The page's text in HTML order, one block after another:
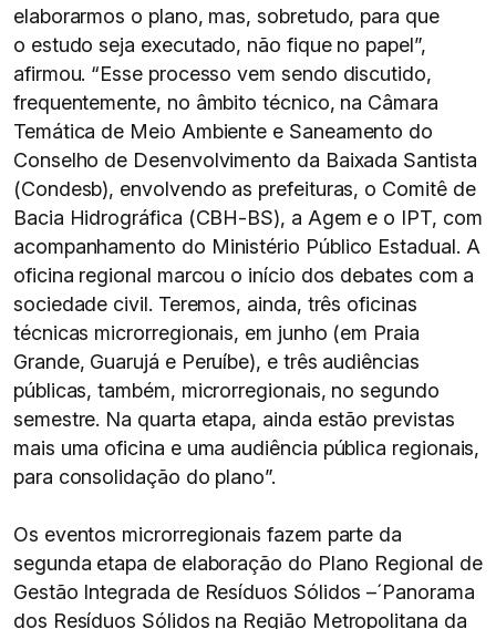
elaborarmos o plano, mas, sobretudo, para que
o estudo seja executado, não fique no papel”,
afirmou. “Esse processo vem sendo discutido,
frequentemente, no âmbito técnico, na Câmara
Temática de Meio Ambiente e Saneamento do
Conselho de Desenvolvimento da Baixada Santista
(Condesb), envolvendo as prefeituras, o Comitê de
Bacia Hidrográfica (CBH-BS), a Agem e o IPT, com
acompanhamento do Ministério Público Estadual. A
oficina regional marcou o início dos debates com a
sociedade civil. Teremos, ainda, três oficinas
técnicas microrregionais, em junho (em Praia
Grande, Guarujá e Peruíbe), e três audiências
públicas, também, microrregionais, no segundo
semestre. Na quarta etapa, ainda estão previstas
mais uma oficina e uma audiência pública regionais,
para consolidação do plano”.
Os eventos microrregionais fazem parte da
segunda etapa de elaboração do Plano Regional de
Gestão Integrada de Resíduos Sólidos –´Panorama
dos Resíduos Sólidos na Região Metropolitana da